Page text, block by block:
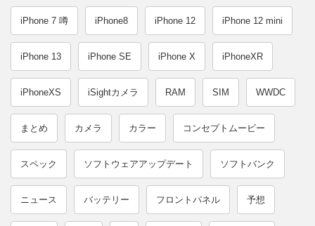
iPhone 7 噂 iPhone8 iPhone 12 iPhone 12 mini
iPhone 13 iPhone SE iPhone X iPhoneXR
iPhoneXS iSightカメラ RAM SIM WWDC
まとめ カメラ カラー コンセプトムービー
スペック ソフトウェアアップデート ソフトバンク
ニュース バッテリー フロントパネル 予想